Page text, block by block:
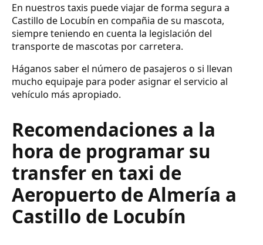
En nuestros taxis puede viajar de forma segura a
Castillo de Locubín en compañia de su mascota,
siempre teniendo en cuenta la legislación del
transporte de mascotas por carretera.
Háganos saber el número de pasajeros o si llevan
mucho equipaje para poder asignar el servicio al
vehículo más apropiado.
Recomendaciones a la
hora de programar su
transfer en taxi de
Aeropuerto de Almería a
Castillo de Locubín